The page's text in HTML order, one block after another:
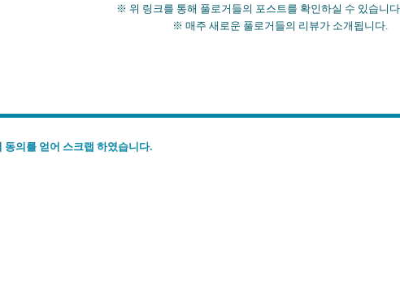
※ 위 링크를 통해 풀로거들의 포스트를 확인하실 수 있습니
※ 매주 새로운 풀로거들의 리뷰가 소개됩니다.
동의를 얻어 스크랩 하였습니다.